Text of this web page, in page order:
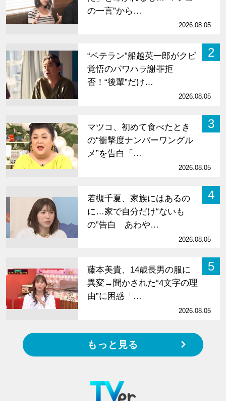
の一言”から…
2026.08.05
2
“ベテラン”船越英一郎がクビ
覚悟のパワハラ謝罪拒
否！“後輩”だけ…
2026.08.05
3
マツコ、初めて食べたとき
の“衝撃度ナンバーワングル
メ”を告白「…
2026.08.05
4
若槻千夏、家族にはあるの
に…家で自分だけ“ないも
の”告白 あわや…
2026.08.05
5
藤本美貴、14歳長男の服に
異変→聞かされた“4文字の理
由”に困惑「…
2026.08.05
もっと見る